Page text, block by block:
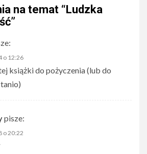
na temat “ Ludzka
”
o 12:26
książki do pożyczenia (lub do
pisze:
o 20:22